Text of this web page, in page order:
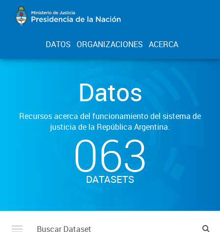
DATOS ORGANIZACIONES ACERCA
Datos
Recursos acerca del funcionamiento del sistema de
justicia de la República Argentina.
063
DATASETS